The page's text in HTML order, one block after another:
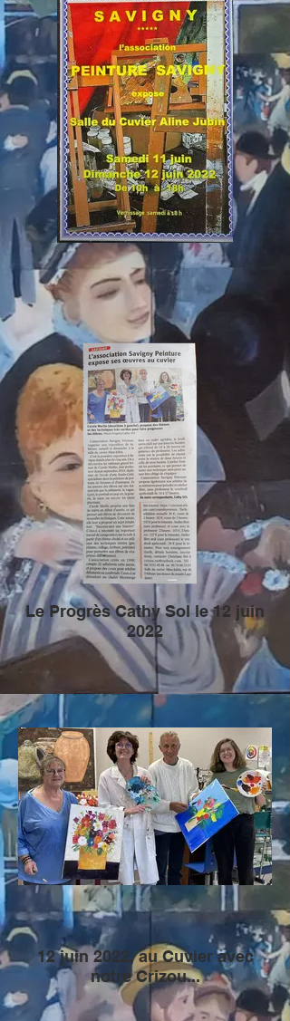
Le Progrès Cathy Sol le 12 juin
2022
12 juin 2022, au Cuvier avec
notre Crizou...